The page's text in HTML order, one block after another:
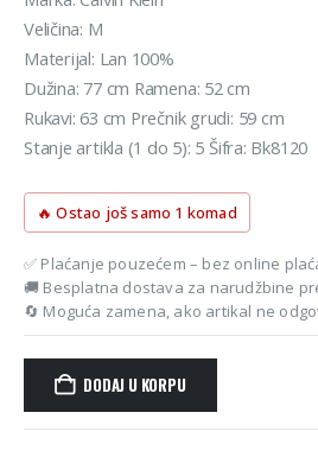
Veličina: M
Materijal: Lan 100%
Dužina: 77 cm Ramena: 52 cm
Rukavi: 63 cm Prečnik grudi: 59 cm
Stanje artikla (1 do 5): 5 Šifra: Bk8120
🔥 Ostao još samo 1 komad
✅ Plaćanje pouzećem – bez online
🚚 Besplatna dostava za narudžbine
🔄 Moguća zamena, ako artikal ne
DODAJ U KORPU
Alternative: